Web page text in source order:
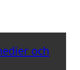
och